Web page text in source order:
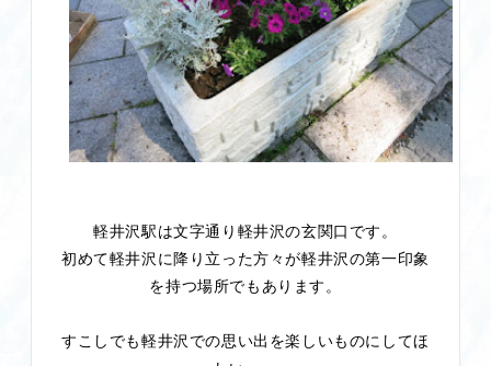
軽井沢駅は文字通り軽井沢の玄関口です。
初めて軽井沢に降り立った方々が軽井沢の第一印象
を持つ場所でもあります。
すこしでも軽井沢での思い出を楽しいものにしてほ